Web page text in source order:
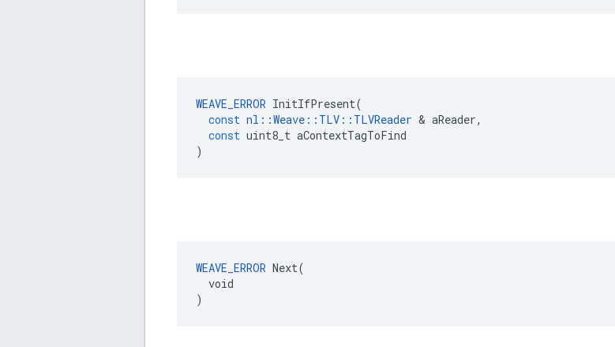
WEAVE_ERROR InitIfPresent(
const nl ::Weave :: TLV :: TLVReader & aReader,
const uint8_t aContextTagToFind
)
WEAVE_ERROR Next(
  void
)